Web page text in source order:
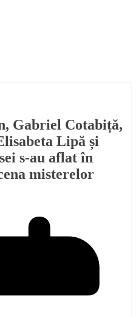
Gabriel Cotabiță,
Lipă și
s-au aflat în
misterelor